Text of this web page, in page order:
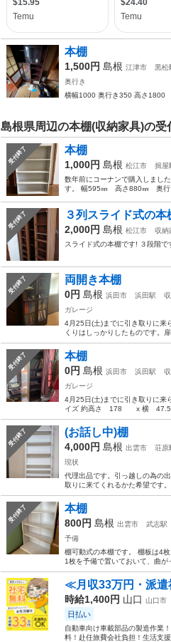
本棚
1,500円 島根 江津市 黒松
奥行き
横幅1000 奥行き350 高さ1800
島根県周辺の本棚(収納家具)の受
受付終了 本棚
1,000円 島根 松江市 揖屋
数年前にコーナンで購入しまし
す。 幅595㎜ 高さ880㎜ 奥行
受付終了 ３列スライド式の
2,000円 島根 松江市
収納
スライド式の本棚です! ３段階で
受付終了 両開き本棚
0円 島根 浜田市 浜田駅
ガレージ
4月25日(土)までに引き取りに来
くりはしっかりしたものです。
受付終了 本棚
0円 島根 浜田市 浜田駅
ガレージ
4月25日(土)までに引き取りに来
イズ 約高さ 178 x 横 47.5
受付終了 (お話し中)棚
4,000円 島根 出雲市 荘原
現状
代理出品です。引っ越しの為の
取りに来てくれるかた希望です
受付終了 本棚
800円 島根 出雲市 武志駅
予備
棚可動式の本棚です。 棚板は4
1枚を予備で置いておいて、曲が
≪月収33万円・派
時給1,400円 山口 山口市
日払い
自動車向け車載部品の製造作業
料！赴任旅費会社負担！生活支